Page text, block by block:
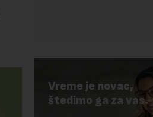
Vreme je novac,
štedimo ga za vas.